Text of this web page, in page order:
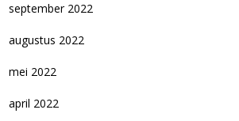
september 2022
augustus 2022
mei 2022
april 2022